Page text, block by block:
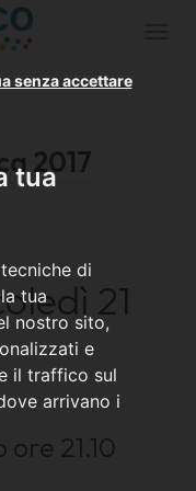
tua
di
tua
nostro sito,
e
il traffico sul
arrivano i
senza accettare
2017
21
21.10